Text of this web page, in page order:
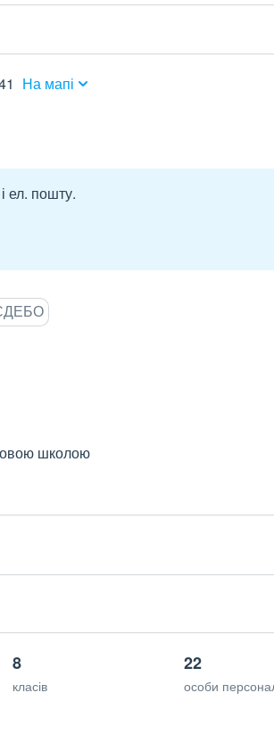
На мапі
ел. пошту.
ЄДЕБО
школою
8
класів
22
особи